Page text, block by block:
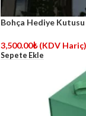
Bohça Hediye
3,500.00₺ (KDV Hariç)
Sepete Ekle